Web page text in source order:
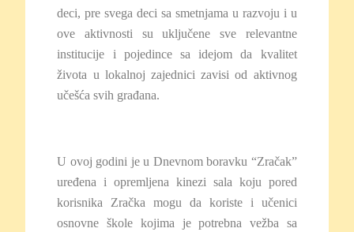
deci, pre svega deci sa smetnjama u razvoju i u
ove aktivnosti su uključene sve relevantne
institucije i pojedince sa idejom da kvalitet
života u lokalnoj zajednici zavisi od aktivnog
učešća svih građana.
U ovoj godini je u Dnevnom boravku “Zračak”
uređena i opremljena kinezi sala koju pored
korisnika Zračka mogu da koriste i učenici
osnovne škole kojima je potrebna vežba sa